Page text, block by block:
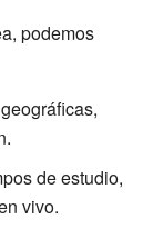
podemos
de estudio,
vivo.